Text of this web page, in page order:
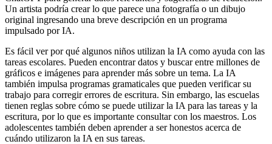
Un artista podría crear lo que parece una fotografía o un dibujo
original ingresando una breve descripción en un programa
impulsado por IA.
Es fácil ver por qué algunos niños utilizan la IA como ayuda con las
tareas escolares. Pueden encontrar datos y buscar entre millones de
gráficos e imágenes para aprender más sobre un tema. La IA
también impulsa programas gramaticales que pueden verificar su
trabajo para corregir errores de escritura. Sin embargo, las escuelas
tienen reglas sobre cómo se puede utilizar la IA para las tareas y la
escritura, por lo que es importante consultar con los maestros. Los
adolescentes también deben aprender a ser honestos acerca de
cuándo utilizaron la IA en sus tareas.